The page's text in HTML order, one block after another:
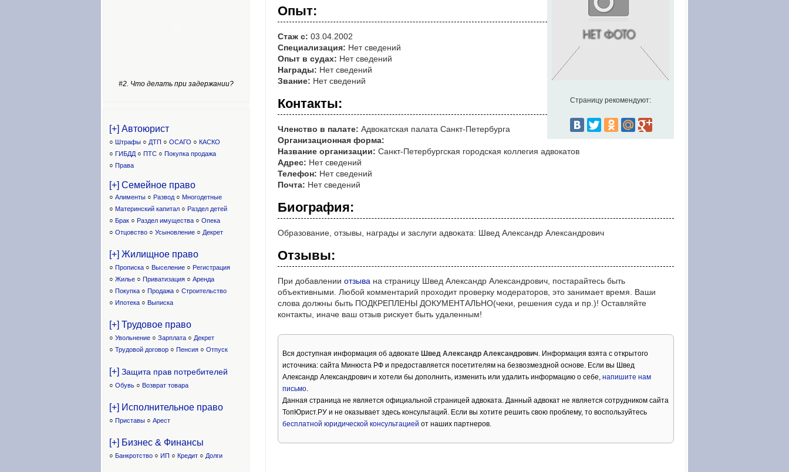
Страницу рекомендуют:
Опыт:
Стаж с: 03.04.2002
Специализация: Нет сведений
Опыт в судах: Нет сведений
Награды: Нет сведений
Звание: Нет сведений
Контакты:
Членство в палате: Адвокатская палата Санкт-Петербурга
Организационная форма:
Название организации: Санкт-Петербургская городская коллегия адвокатов
Адрес: Нет сведений
Телефон: Нет сведений
Почта: Нет сведений
Биография:
Образование, отзывы, награды и заслуги адвоката: Швед Александр Александрович
Отзывы:
При добавлении отзыва на страницу Швед Александр Александрович, постарайтесь быть
объективными. Любой комментарий проходит проверку модераторов, это занимает время. Ваши
слова должны быть ПОДКРЕПЛЕНЫ ДОКУМЕНТАЛЬНО(чеки, решения суда и пр.)! Оставляйте
контакты, иначе ваш отзыв рискует быть удаленным!
Вся доступная информация об адвокате Швед Александр Александрович. Информация взята с открытого
источника: сайта Минюста РФ и предоставляется посетителям на безвозмездной основе. Если вы Швед
Александр Александрович и хотели бы дополнить, изменить или удалить информацию о себе, напишите нам
письмо.
Данная страница не является официальной страницей адвоката. Данный адвокат не является сотрудником сайта
ТопЮрист.РУ и не оказывает здесь консультаций. Если вы хотите решить свою проблему, то воспользуйтесь
бесплатной юридической консультацией от наших партнеров.
#2. Что делать при задержании?
[+] Автоюрист
○ Штрафы ○ ДТП ○ ОСАГО ○ КАСКО
○ ГИБДД ○ ПТС ○ Покупка продажа
○ Права
[+] Семейное право
○ Алименты ○ Развод ○ Многодетные
○ Материнский капитал ○ Раздел детей
○ Брак ○ Раздел имущества ○ Опека
○ Отцовство ○ Усыновление ○ Декрет
[+] Жилищное право
○ Прописка ○ Выселение ○ Регистрация
○ Жилье ○ Приватизация ○ Аренда
○ Покупка ○ Продажа ○ Строительство
○ Ипотека ○ Выписка
[+] Трудовое право
○ Увольнение ○ Зарплата ○ Декрет
○ Трудовой договор ○ Пенсия ○ Отпуск
[+] Защита прав потребителей
○ Обувь ○ Возврат товара
[+] Исполнительное право
○ Приставы ○ Арест
[+] Бизнес & Финансы
○ Банкротство ○ ИП ○ Кредит ○ Долги